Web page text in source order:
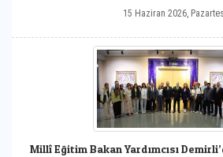
15 Haziran 2026,
Millî Eğitim Bakan Yardımcısı